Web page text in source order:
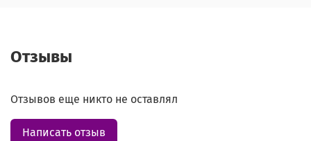
Отзывы
Отзывов еще никто не оставлял
Написать отзыв